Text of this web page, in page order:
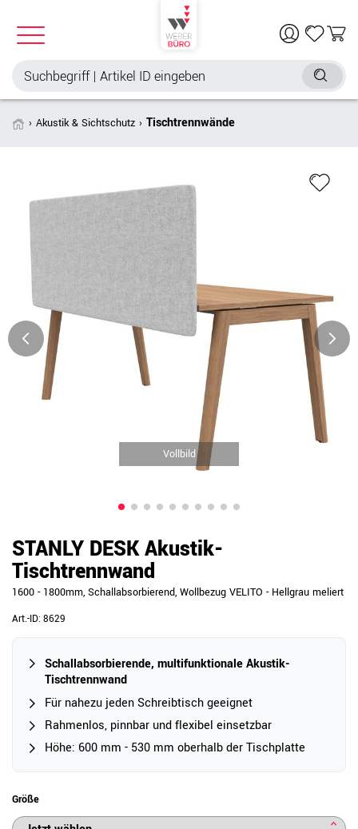
Akustik & Sichtschutz Tischtrennwände
Vollbild
STANLY DESK Akustik-
Tischtrennwand
1600 - 1800mm, Schallabsorbierend, Wollbezug VELITO - Hellgrau meliert
Art.-ID: 8629
Schallabsorbierende, multifunktionale Akustik-
Tischtrennwand
Für nahezu jeden Schreibtisch geeignet
Rahmenlos, pinnbar und flexibel einsetzbar
Höhe: 600 mm - 530 mm oberhalb der Tischplatte
Größe